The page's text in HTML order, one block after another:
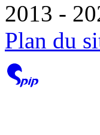
2013 -
Plan du